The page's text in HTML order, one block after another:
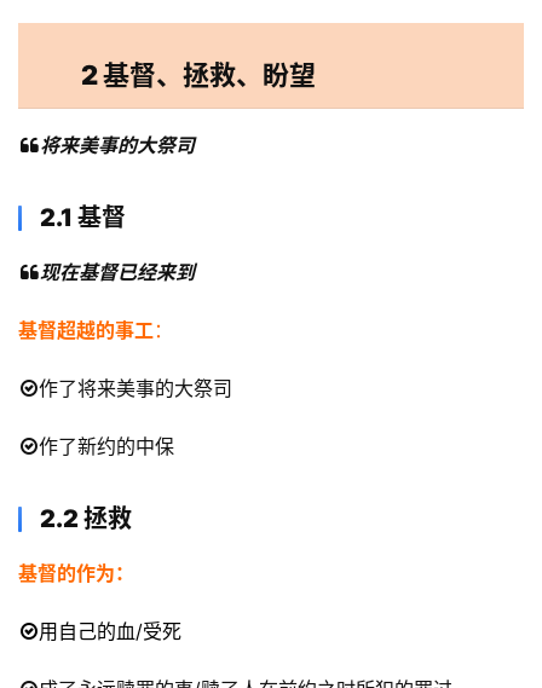
专
座
赞
美
敬
拜
研
究
按
查
2 基督、拯救、盼望
将来美事的大祭司
2.1 基督
现在基督已经来到
基督超越的事工 ：
作了将来美事的大祭司
作了新约的中保
2.2拯救
基督的作为：
用自己的血/受死